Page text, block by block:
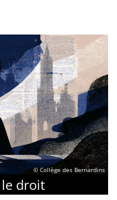
© Collège des Bernardins
le droit